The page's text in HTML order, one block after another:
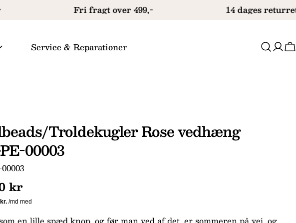
Fri fragt over 499,- 14 dages returret
Service & Reparationer
Troldekugler Rose vedhæng
00003
kr